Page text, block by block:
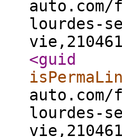
lourdes-
<guid
lourdes-